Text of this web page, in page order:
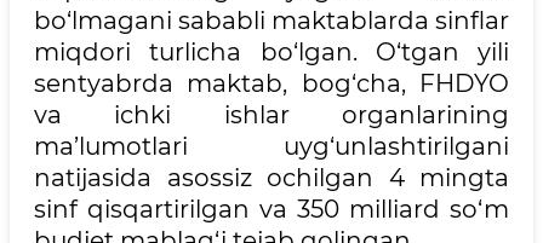
bo‘lmagani sababli maktablarda sinflar
miqdori turlicha bo‘lgan. O‘tgan yili
sentyabrda maktab, bog‘cha, FHDYO
va ichki ishlar organlarining
ma’lumotlari uyg‘unlashtirilgani
natijasida asossiz ochilgan 4 mingta
sinf qisqartirilgan va 350 milliard so‘m